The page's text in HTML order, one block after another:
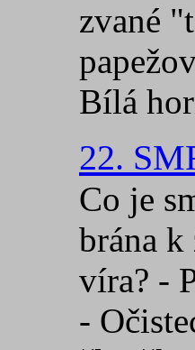
zvané
Bílá
22.
Co je
brána
víra? -
-